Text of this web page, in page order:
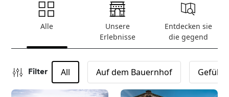
Alle
Unsere
Erlebnisse
Entdecken sie
die gegend
Filter All Auf dem Bauernhof